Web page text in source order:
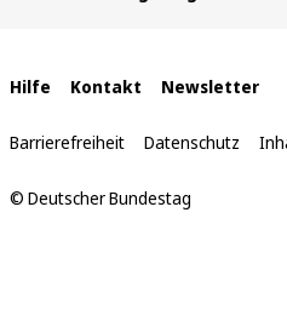
Interne
Links
Hilfe Kontakt Newsletter
Barrierefreiheit Datenschutz
© Deutscher Bundestag